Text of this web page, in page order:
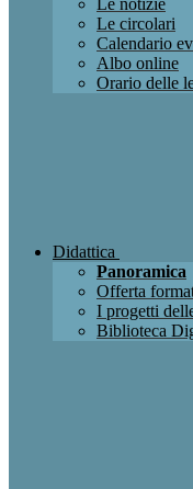
Le notizie
Le circolari
Calendario
Albo online
Orario delle
Didattica
Panoramica
Offerta
I progetti
Biblioteca